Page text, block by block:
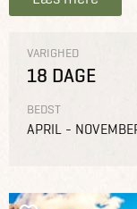
VARIGHED
18 DAGE
BEDST
APRIL -